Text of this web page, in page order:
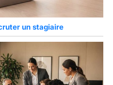
un stagiaire